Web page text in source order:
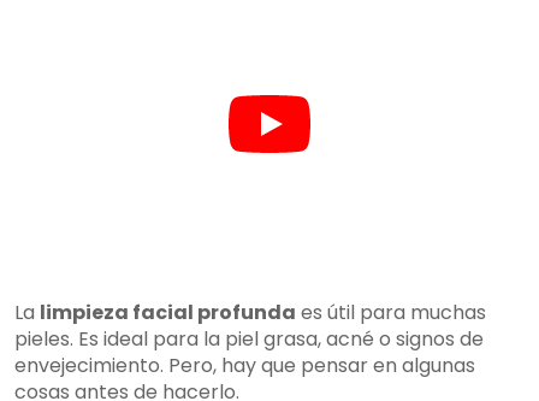
La limpieza facial profunda es útil para muchas
pieles. Es ideal para la piel grasa, acné o signos de
envejecimiento. Pero, hay que pensar en algunas
cosas antes de hacerlo.